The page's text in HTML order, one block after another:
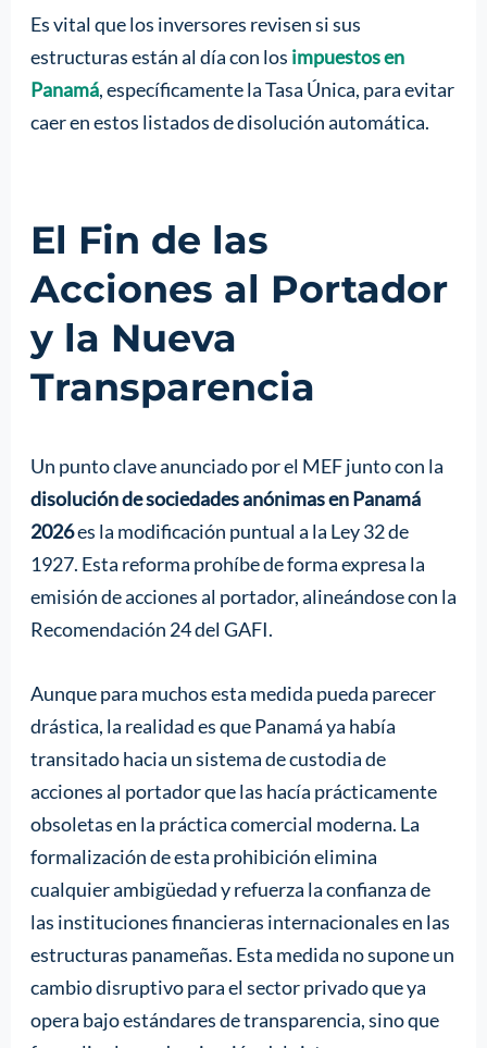
Es vital que los inversores revisen si sus
estructuras están al día con los impuestos en
Panamá, específicamente la Tasa Única, para evitar
caer en estos listados de disolución automática.
El Fin de las
Acciones al Portador
y la Nueva
Transparencia
Un punto clave anunciado por el MEF junto con la
disolución de sociedades anónimas en Panamá
2026es la modificación puntual a la Ley 32 de
1927. Esta reforma prohíbe de forma expresa la
emisión de acciones al portador, alineándose con la
Recomendación 24 del GAFI.
Aunque para muchos esta medida pueda parecer
drástica, la realidad es que Panamá ya había
transitado hacia un sistema de custodia de
acciones al portador que las hacía prácticamente
obsoletas en la práctica comercial moderna. La
formalización de esta prohibición elimina
cualquier ambigüedad y refuerza la confianza de
las instituciones financieras internacionales en las
estructuras panameñas. Esta medida no supone un
cambio disruptivo para el sector privado que ya
opera bajo estándares de transparencia, sino que